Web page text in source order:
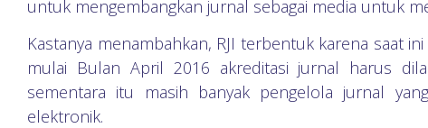
untuk mengembangkan jurnal sebagai media untuk
Kastanya menambahkan, RJI terbentuk karena saat
mulai Bulan April 2016 akreditasi jurnal harus
sementara itu masih banyak pengelola jurnal
elektronik.